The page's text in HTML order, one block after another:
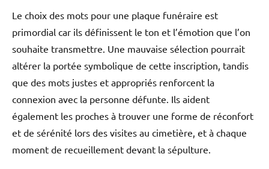
Le choix des mots pour une plaque funéraire est
primordial car ils définissent le ton et l’émotion que l’on
souhaite transmettre. Une mauvaise sélection pourrait
altérer la portée symbolique de cette inscription, tandis
que des mots justes et appropriés renforcent la
connexion avec la personne défunte. Ils aident
également les proches à trouver une forme de réconfort
et de sérénité lors des visites au cimetière, et à chaque
moment de recueillement devant la sépulture.